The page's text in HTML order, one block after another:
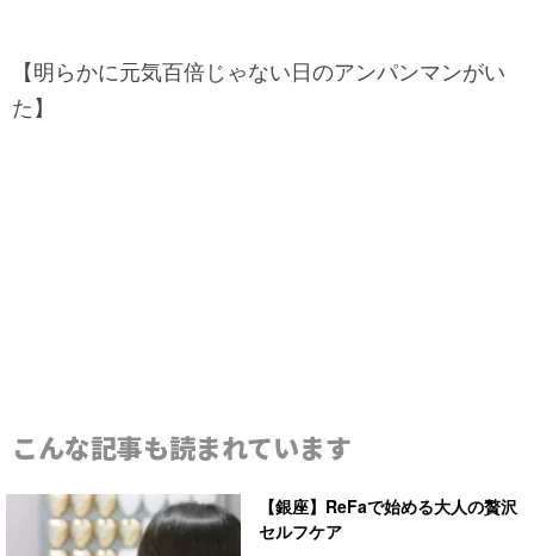
【明らかに元気百倍じゃない日のアンパンマンがい
た】
こんな記事も読まれています
【銀座】ReFaで始める大人の贅沢
セルフケア